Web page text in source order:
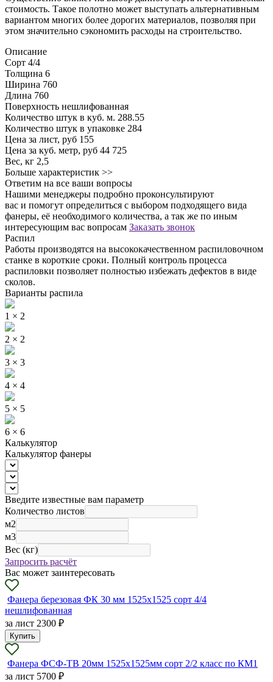
стоимость. Такое полотно может выступать альтернативным
вариантом многих более дорогих материалов, позволяя при
этом значительно сэкономить расходы на строительство.
Описание
Сорт 4/4
Толщина 6
Ширина 760
Длина 760
Поверхность нешлифованная
Количество штук в куб. м. 288.55
Количество штук в упаковке 284
Цена за лист, руб 155
Цена за куб. метр, руб 44 725
Вес, кг 2,5
Больше характеристик >>
Ответим на все ваши вопросы
Нашими менеджеры подробно проконсультируют
вас и помогут определиться с выбором подходящего вида
фанеры, её необходимого количества, а так же по иным
интересующим вас вопросам Заказать звонок
Распил
Работы производятся на высококачественном распиловочном
станке в короткие сроки. Полный контроль процесса
распиловки позволяет полностью избежать дефектов в виде
сколов.
Варианты распила
1 × 2
2 × 2
3 × 3
4 × 4
5 × 5
6 × 6
Калькулятор
Калькулятор фанеры
Введите известные вам параметр
Количество листов
м2
м3
Вес (кг)
Запросить расчёт
Вас может заинтересовать
Фанера березовая ФК 30 мм 1525х1525 сорт 4/4
нешлифованная
за лист 2300 ₽
Купить
Фанера ФСФ-ТВ 20мм 1525х1525мм сорт 2/2 класс по КМ1
за лист 5700 ₽